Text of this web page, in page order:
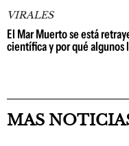
VIRALES
El Mar Muerto se está
científica y por qué algunos
MAS